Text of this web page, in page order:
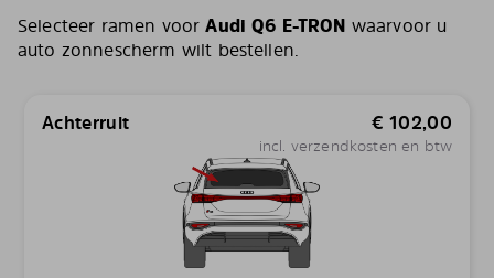
Selecteer ramen voorAudi Q6 E-TRON waarvoor u
auto zonnescherm wilt bestellen.
Achterruit € 102,00
incl. verzendkosten en btw